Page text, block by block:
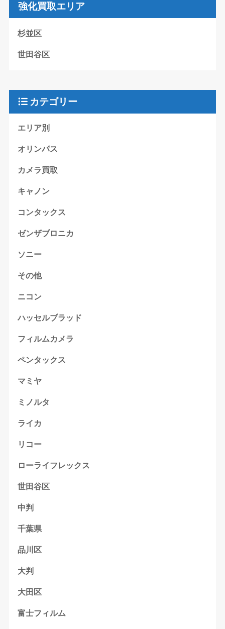
強化買取エリア
杉並区
世田谷区
カテゴリー
エリア別
オリンパス
カメラ買取
キャノン
コンタックス
ゼンザブロニカ
ソニー
その他
ニコン
ハッセルブラッド
フィルムカメラ
ペンタックス
マミヤ
ミノルタ
ライカ
リコー
ローライフレックス
世田谷区
中判
千葉県
品川区
大判
大田区
富士フィルム